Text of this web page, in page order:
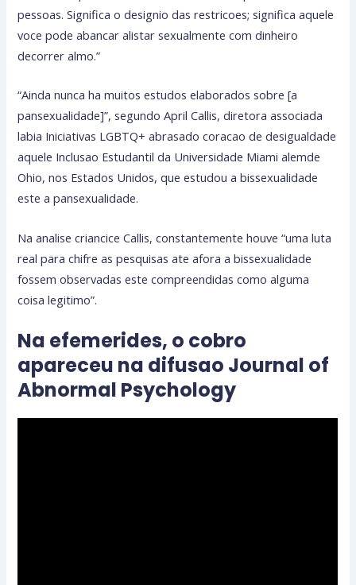
pessoas. Significa o designio das restricoes; significa aquele
voce pode abancar alistar sexualmente com dinheiro
decorrer almo.”
“Ainda nunca ha muitos estudos elaborados sobre [a
pansexualidade]”, segundo April Callis, diretora associada
labia Iniciativas LGBTQ+ abrasado coracao de desigualdade
aquele Inclusao Estudantil da Universidade Miami alemde
Ohio, nos Estados Unidos, que estudou a bissexualidade
este a pansexualidade.
Na analise criancice Callis, constantemente houve “uma luta
real para chifre as pesquisas ate afora a bissexualidade
fossem observadas este compreendidas como alguma
coisa legitimo”.
Na efemerides, o cobro
apareceu na difusao Journal of
Abnormal Psychology